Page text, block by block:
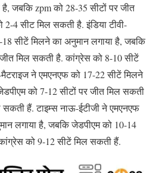
जबकि zpm को 28-35 सीटों पर जीत
4 सीट मिल सकती है. इंडिया टीवी-
सीटें मिलने का अनुमान लगाया है, जबकि
मिल सकती है. कांग्रेस को 8-10 सीटें
मैटराइज ने एमएनएफ को 17-22 सीटें मिलने
को 7-12 सीटों पर जीत मिल सकती
हैं. टाइम्स नाऊ-ईटीजी ने एमएनएफ
लगाया है, जबकि जेडपीएम को 10-14
को 9-12 सीटें मिल सकती हैं.